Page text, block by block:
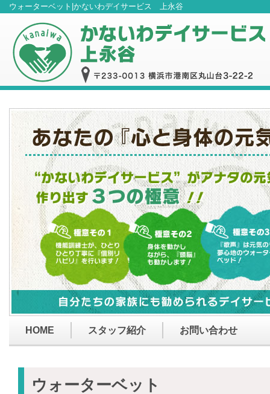
ウォーターベット|かないわデイサービス 上永谷
HOME スタッフ紹介 お問い合わせ
ウォーターベット